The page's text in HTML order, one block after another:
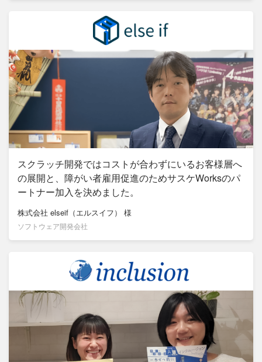
スクラッチ開発ではコストが合わずにいるお客様層へ
の展開と、障がい者雇用促進のためサスケWorksのパ
ートナー加入を決めました。
株式会社 elseif（エルスイフ） 様
ソフトウェア開発会社